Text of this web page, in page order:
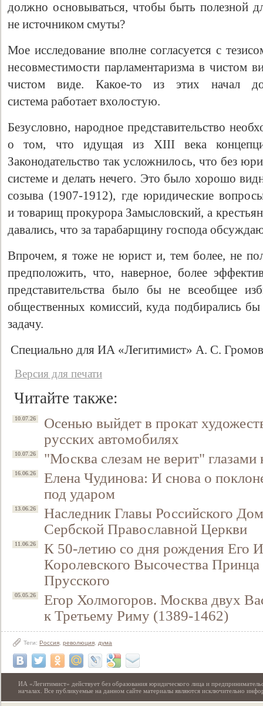
должно основываться, чтобы быть полезной
не источником смуты?
Мое исследование вполне согласуется с
несовместимости парламентаризма в чистом
чистом виде. Какое-то из этих начал
система работает вхолостую.
Безусловно, народное представительство
о том, что идущая из XIII века
Законодательство так усложнилось, что без
системе и делать нечего. Это было хорошо
созыва (1907-1912), где юридические
и товарищ прокурора Замысловский, а
давались, что за тарабарщину господа
Впрочем, я тоже не юрист и, тем более, не
предположить, что, наверное, более
представительства было бы не всеобщее
общественных комиссий, куда подбирались
задачу.
Специально для ИА «Легитимист» А. С. Громов
Версия для печати
Читайте также:
10.07.26
Осенью выйдет в прокат
русских автомобилях
10.07.26 "Москва слезам не верит" глазами
16.06.26
Елена Чудинова: И снова о
под ударом
13.06.26
Наследник Главы Российского
Сербской Православной Церкви
11.06.26
К 50-летию со дня рождения Его
Королевского Высочества
Прусского
05.05.26
Егор Холмогоров. Москва двух
к Третьему Риму (1389-1462)
Теги: Россия революция дума
ИА «Легитимист» действует без образования юридического лица и
началах. Все публикуемые на данном сайте материалы являются исключительно